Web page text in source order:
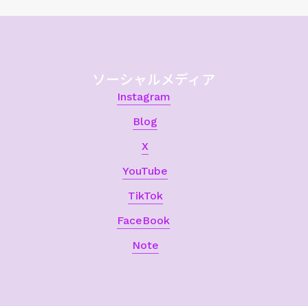
ソーシャルメディア
Instagram
Blog
X
YouTube
TikTok
FaceBook
Note